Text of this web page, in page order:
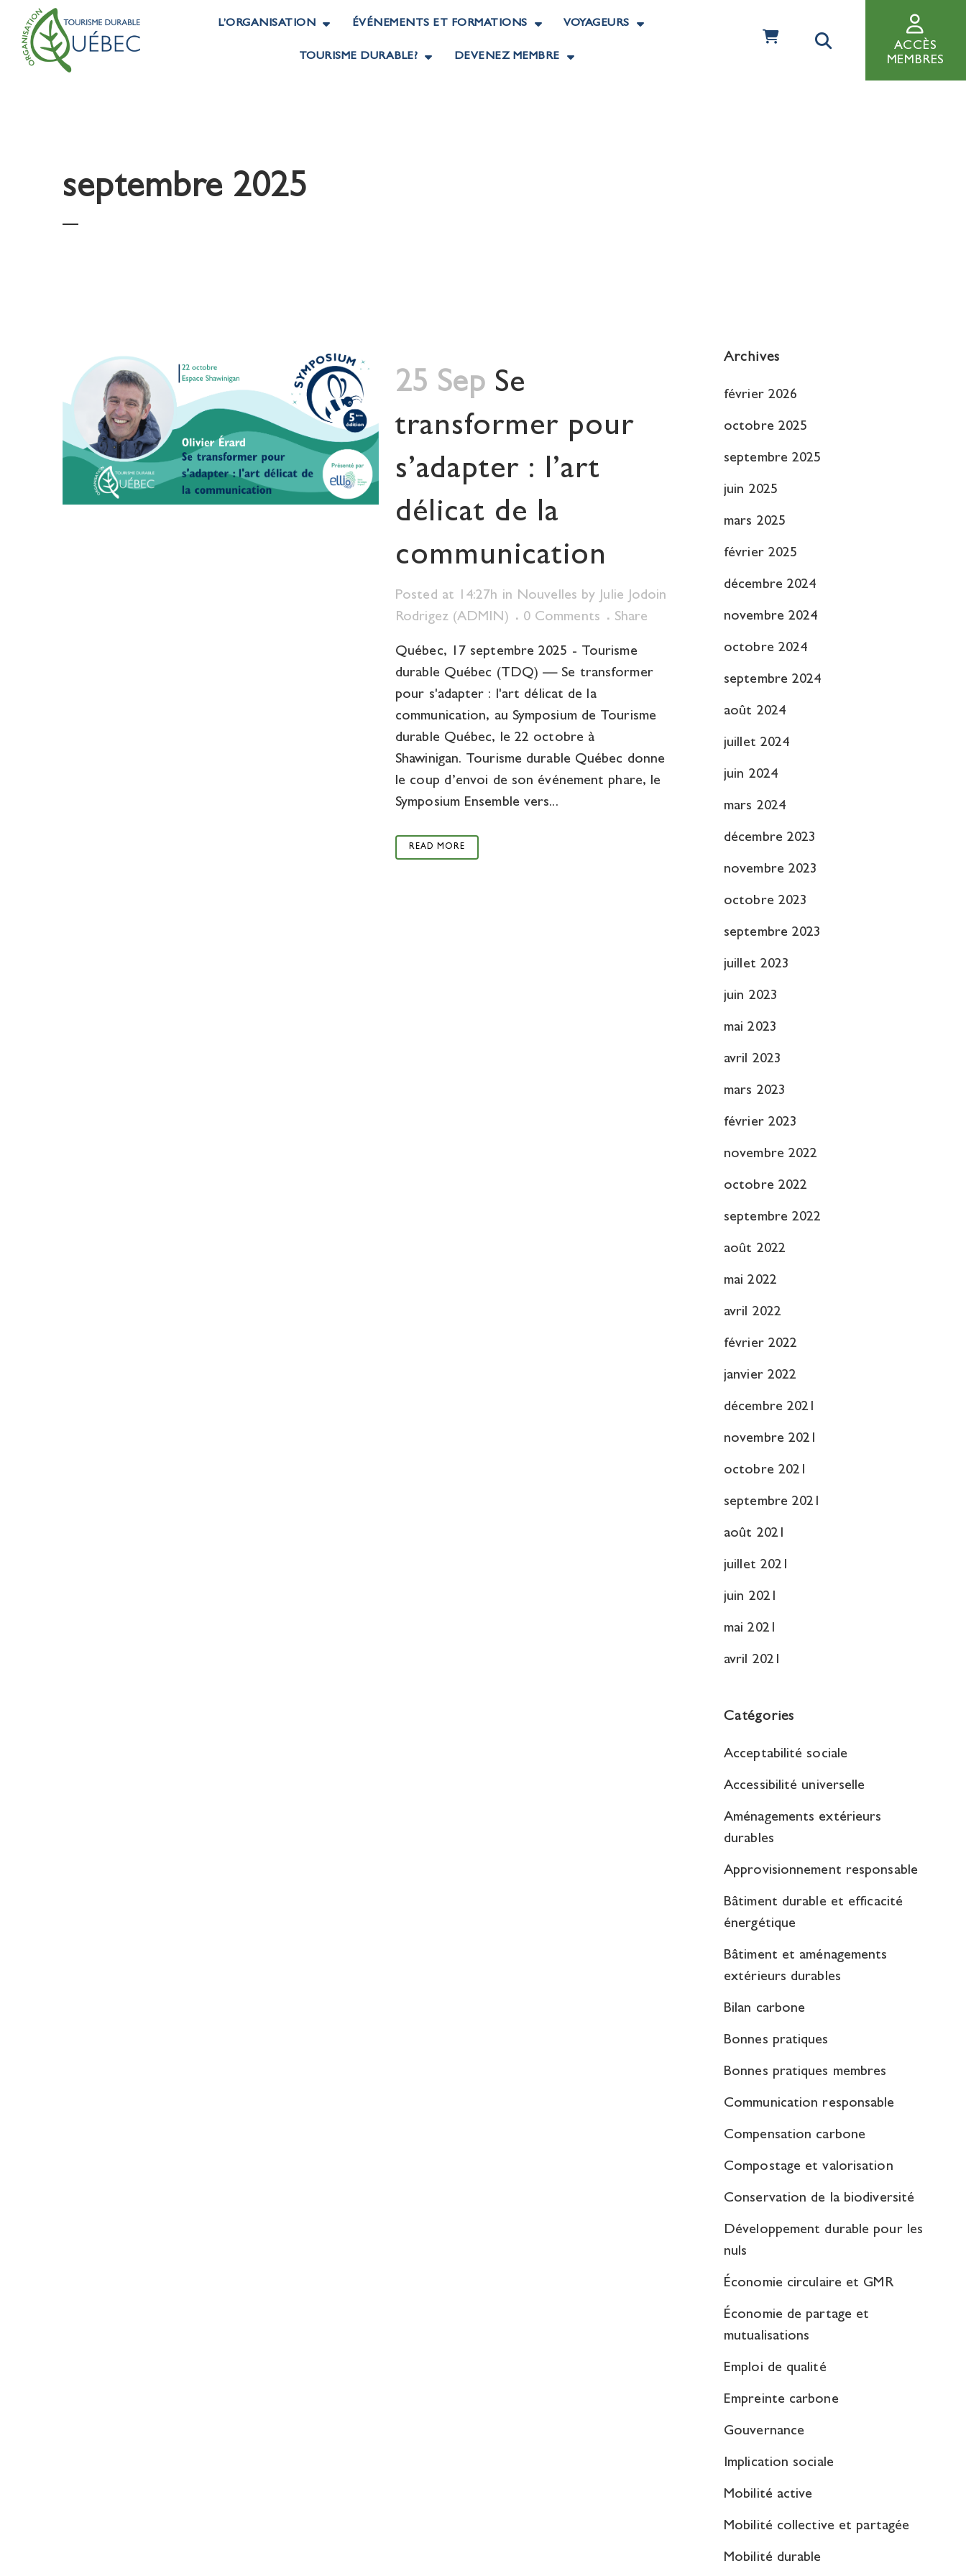
L’ORGANISATION ÉVÉNEMENTS ET FORMATIONS VOYAGEURS
TOURISME DURABLE? DEVENEZ MEMBRE
ACCÈS
MEMBRES
septembre 2025
25 Sep Se
transformer pour
s’adapter : l’art
délicat de la
communication
Posted at 14:27h in Nouvelles by Julie Jodoin
Rodrigez (ADMIN)
0 Comments Share
Québec, 17 septembre 2025 - Tourisme
durable Québec (TDQ) — Se transformer
pour s'adapter : l'art délicat de la
communication, au Symposium de Tourisme
durable Québec, le 22 octobre à
Shawinigan. Tourisme durable Québec donne
le coup d’envoi de son événement phare, le
Symposium Ensemble vers...
READ MORE
Archives
février 2026
octobre 2025
septembre 2025
juin 2025
mars 2025
février 2025
décembre 2024
novembre 2024
octobre 2024
septembre 2024
août 2024
juillet 2024
juin 2024
mars 2024
décembre 2023
novembre 2023
octobre 2023
septembre 2023
juillet 2023
juin 2023
mai 2023
avril 2023
mars 2023
février 2023
novembre 2022
octobre 2022
septembre 2022
août 2022
mai 2022
avril 2022
février 2022
janvier 2022
décembre 2021
novembre 2021
octobre 2021
septembre 2021
août 2021
juillet 2021
juin 2021
mai 2021
avril 2021
Catégories
Acceptabilité sociale
Accessibilité universelle
Aménagements extérieurs
durables
Approvisionnement responsable
Bâtiment durable et efficacité
énergétique
Bâtiment et aménagements
extérieurs durables
Bilan carbone
Bonnes pratiques
Bonnes pratiques membres
Communication responsable
Compensation carbone
Compostage et valorisation
Conservation de la biodiversité
Développement durable pour les
nuls
Économie circulaire et GMR
Économie de partage et
mutualisations
Emploi de qualité
Empreinte carbone
Gouvernance
Implication sociale
Mobilité active
Mobilité collective et partagée
Mobilité durable